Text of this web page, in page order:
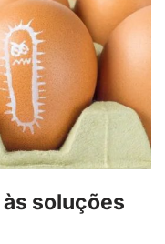
soluções